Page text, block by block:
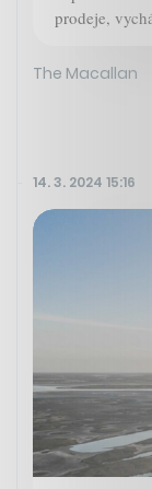
prodeje,
The Macallan
14. 3. 2024 15:16